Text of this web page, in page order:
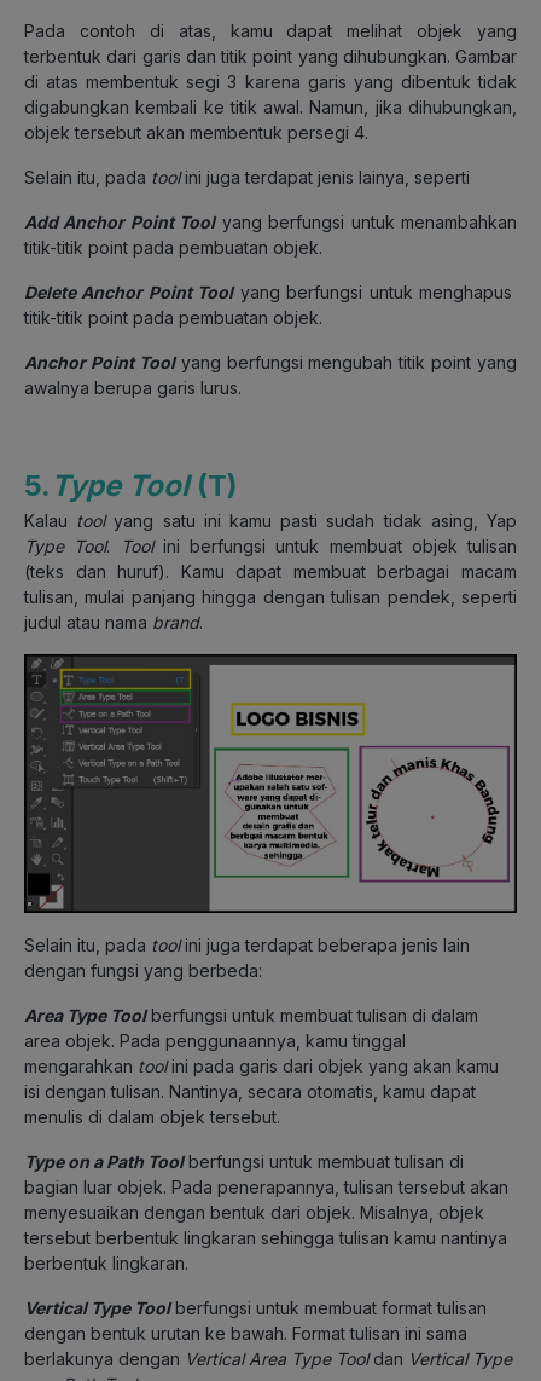
Pada contoh di atas, kamu dapat melihat objek yang
terbentuk dari garis dan titik point yang dihubungkan. Gambar
di atas membentuk segi 3 karena garis yang dibentuk tidak
digabungkan kembali ke titik awal. Namun, jika dihubungkan,
objek tersebut akan membentuk persegi 4.
Selain itu, pada toolini juga terdapat jenis lainya, seperti
Add Anchor Point Tool yang berfungsi untuk menambahkan
titik-titik point pada pembuatan objek.
Delete Anchor Point Tool yang berfungsi untuk menghapus
titik-titik point pada pembuatan objek.
Anchor Point Tool yang berfungsi mengubah titik point yang
awalnya berupa garis lurus.
5. Type Tool(T)
Kalau toolyang satu ini kamu pasti sudah tidak asing, Yap
Type Tool. Toolini berfungsi untuk membuat objek tulisan
(teks dan huruf). Kamu dapat membuat berbagai macam
tulisan, mulai panjang hingga dengan tulisan pendek, seperti
judul atau nama brand.
Selain itu, pada toolini juga terdapat beberapa jenis lain
dengan fungsi yang berbeda:
Area Type Toolberfungsi untuk membuat tulisan di dalam
area objek. Pada penggunaannya, kamu tinggal
mengarahkan toolini pada garis dari objek yang akan kamu
isi dengan tulisan. Nantinya, secara otomatis, kamu dapat
menulis di dalam objek tersebut.
Type on a Path Toolberfungsi untuk membuat tulisan di
bagian luar objek. Pada penerapannya, tulisan tersebut akan
menyesuaikan dengan bentuk dari objek. Misalnya, objek
tersebut berbentuk lingkaran sehingga tulisan kamu nantinya
berbentuk lingkaran.
Vertical Type Toolberfungsi untuk membuat format tulisan
dengan bentuk urutan ke bawah. Format tulisan ini sama
berlakunya dengan Vertical Area Type Tooldan Vertical Type